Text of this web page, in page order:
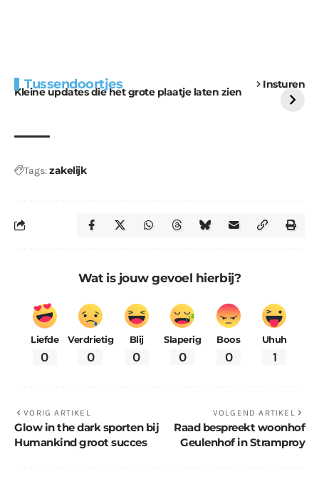
Tussendoortjes Insturen
Kleine updates die het grote plaatje laten zien
voor kabouters
uitdaging
Tags:zakelijk
Wat is jouw gevoel hierbij?
Liefde
0
Verdrietig
0
Blij
0
Slaperig
0
Boos
0
Uhuh
1
VORIG ARTIKEL
Glow in the dark sporten bij
Humankind groot succes
VOLGEND ARTIKEL
Raad bespreekt woonhof
Geulenhof in Stramproy